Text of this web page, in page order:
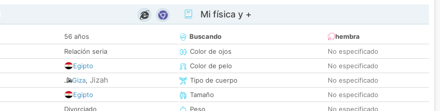
56 años
Relación seria
Egipto
Giza, Jizah
Egipto
Divorciado
Mi física y +
Buscando
hembra
Color de ojos
No especificado
Color de pelo
No especificado
Tipo de cuerpo
No especificado
Tamaño
No especificado
Peso
No especificado